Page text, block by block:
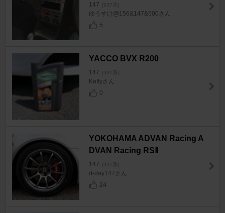
147 [937系]
ゆうすけ@156&147&500さん
5
YACCO BVX R200
147 [937系]
Kaffyさん
0
YOKOHAMA ADVAN Racing A
DVAN Racing RSⅡ
147 [937系]
d-day147さん
24